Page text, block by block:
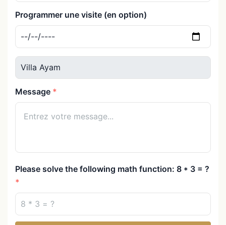
Programmer une visite (en option)
Message
Please solve the following math function: 8 * 3 = ?